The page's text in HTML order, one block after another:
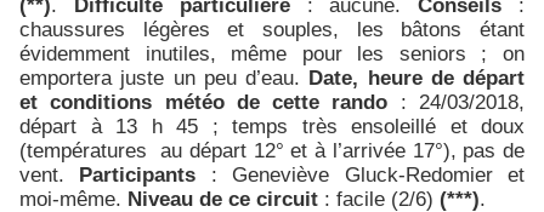
chaussures légères et souples, les bâtons étant
évidemment inutiles, même pour les seniors ; on
emportera juste un peu d’eau. Date, heure de départ
et conditions météo de cette rando : 24/03/2018,
départ à 13 h 45 ; temps très ensoleillé et doux
(températures au départ 12° et à l’arrivée 17°), pas de
vent. Participants : Geneviève Gluck-Redomier et
moi-même. Niveau de ce circuit : facile (2/6) (***).